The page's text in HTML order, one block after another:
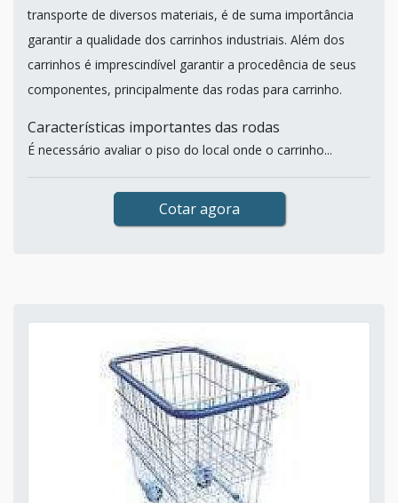
transporte de diversos materiais, é de suma importância
garantir a qualidade dos carrinhos industriais. Além dos
carrinhos é imprescindível garantir a procedência de seus
componentes, principalmente das rodas para carrinho.
Características importantes das rodas
É necessário avaliar o piso do local onde o carrinho...
Cotar agora